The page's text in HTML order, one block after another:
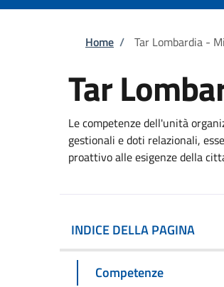
Briciole di
Home / Tar Lombardia -
Tar
Le competenze dell'unità
gestionali e doti relazionali,
proattivo alle esigenze della
INDICE DELLA PAGINA
Competenze